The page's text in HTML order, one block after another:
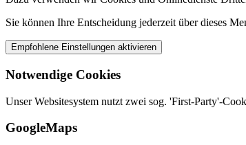
Sie können Ihre Entscheidung jederzeit über dieses
Notwendige Cookies
Unser Websitesystem nutzt zwei sog. 'First-Party'-
GoogleMaps